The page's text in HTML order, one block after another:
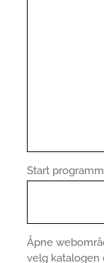
Start
Åpne
velg katalogen